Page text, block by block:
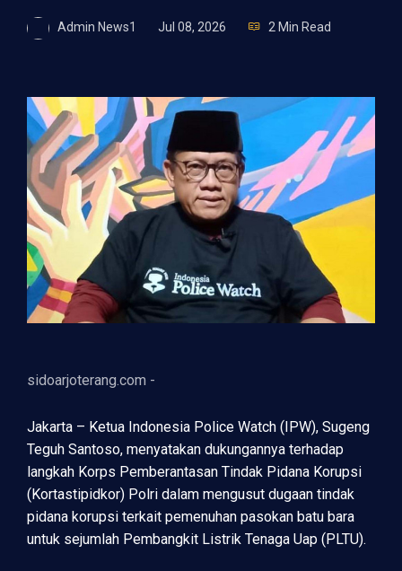
Admin News1 Jul 08, 2026 2 Min Read
sidoarjoterang.com -
Jakarta – Ketua Indonesia Police Watch (IPW), Sugeng
Teguh Santoso, menyatakan dukungannya terhadap
langkah Korps Pemberantasan Tindak Pidana Korupsi
(Kortastipidkor) Polri dalam mengusut dugaan tindak
pidana korupsi terkait pemenuhan pasokan batu bara
untuk sejumlah Pembangkit Listrik Tenaga Uap (PLTU).